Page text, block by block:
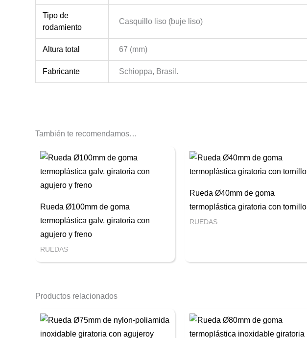
Tipo de
rodamiento
Casquillo liso (buje liso)
Altura total 67 (mm)
Fabricante Schioppa, Brasil.
También te recomendamos…
Rueda Ø100mm de goma
termoplástica galv. giratoria con
agujero y freno
RUEDAS
Rueda Ø40mm de goma
termoplástica giratoria con tornillo
RUEDAS
Productos relacionados